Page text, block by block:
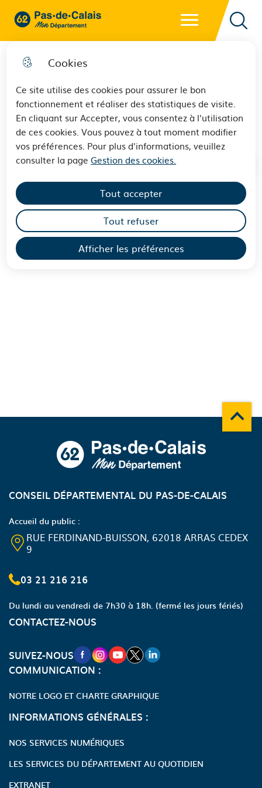
Cookies
Ce site utilise des cookies pour assurer le bon
fonctionnement et réaliser des statistiques de visite.
En cliquant sur Accepter, vous consentez à l'utilisation
de ces cookies. Vous pouvez à tout moment modifier
vos préférences. Pour plus d'informations, veuillez
consulter la pageGestion des cookies.
Afficher les préférences
Tout accepter
Tout refuser
62 - Pas-de-Calais Mon Département - Retour à l'accueil
Sports & loisirs
Appels à projets et appels à
candidature
CONSEIL DÉPARTEMENTAL DU PAS-DE-CALAIS
Accueil du public :
RUE FERDINAND-BUISSON, 62018 ARRAS CEDEX
9
03 21 216 216
Du lundi au vendredi de 7h30 à 18h. (fermé les jours fériés)
CONTACTEZ-NOUS
SUIVEZ-NOUSNOUVELLE FENÊTRE VERS LA PAGE
NOUVELLE FENÊTRE VERS LA
NOUVELLE FENÊTRE VERS LA
NOUVELLE FENÊTRE VERS
NOUVELLE FENÊTRE
COMMUNICATION :
NOTRE LOGO ET CHARTE GRAPHIQUE
INFORMATIONS GÉNÉRALES :
NOS SERVICES NUMÉRIQUES
LES SERVICES DU DÉPARTEMENT AU QUOTIDIEN
EXTRANET